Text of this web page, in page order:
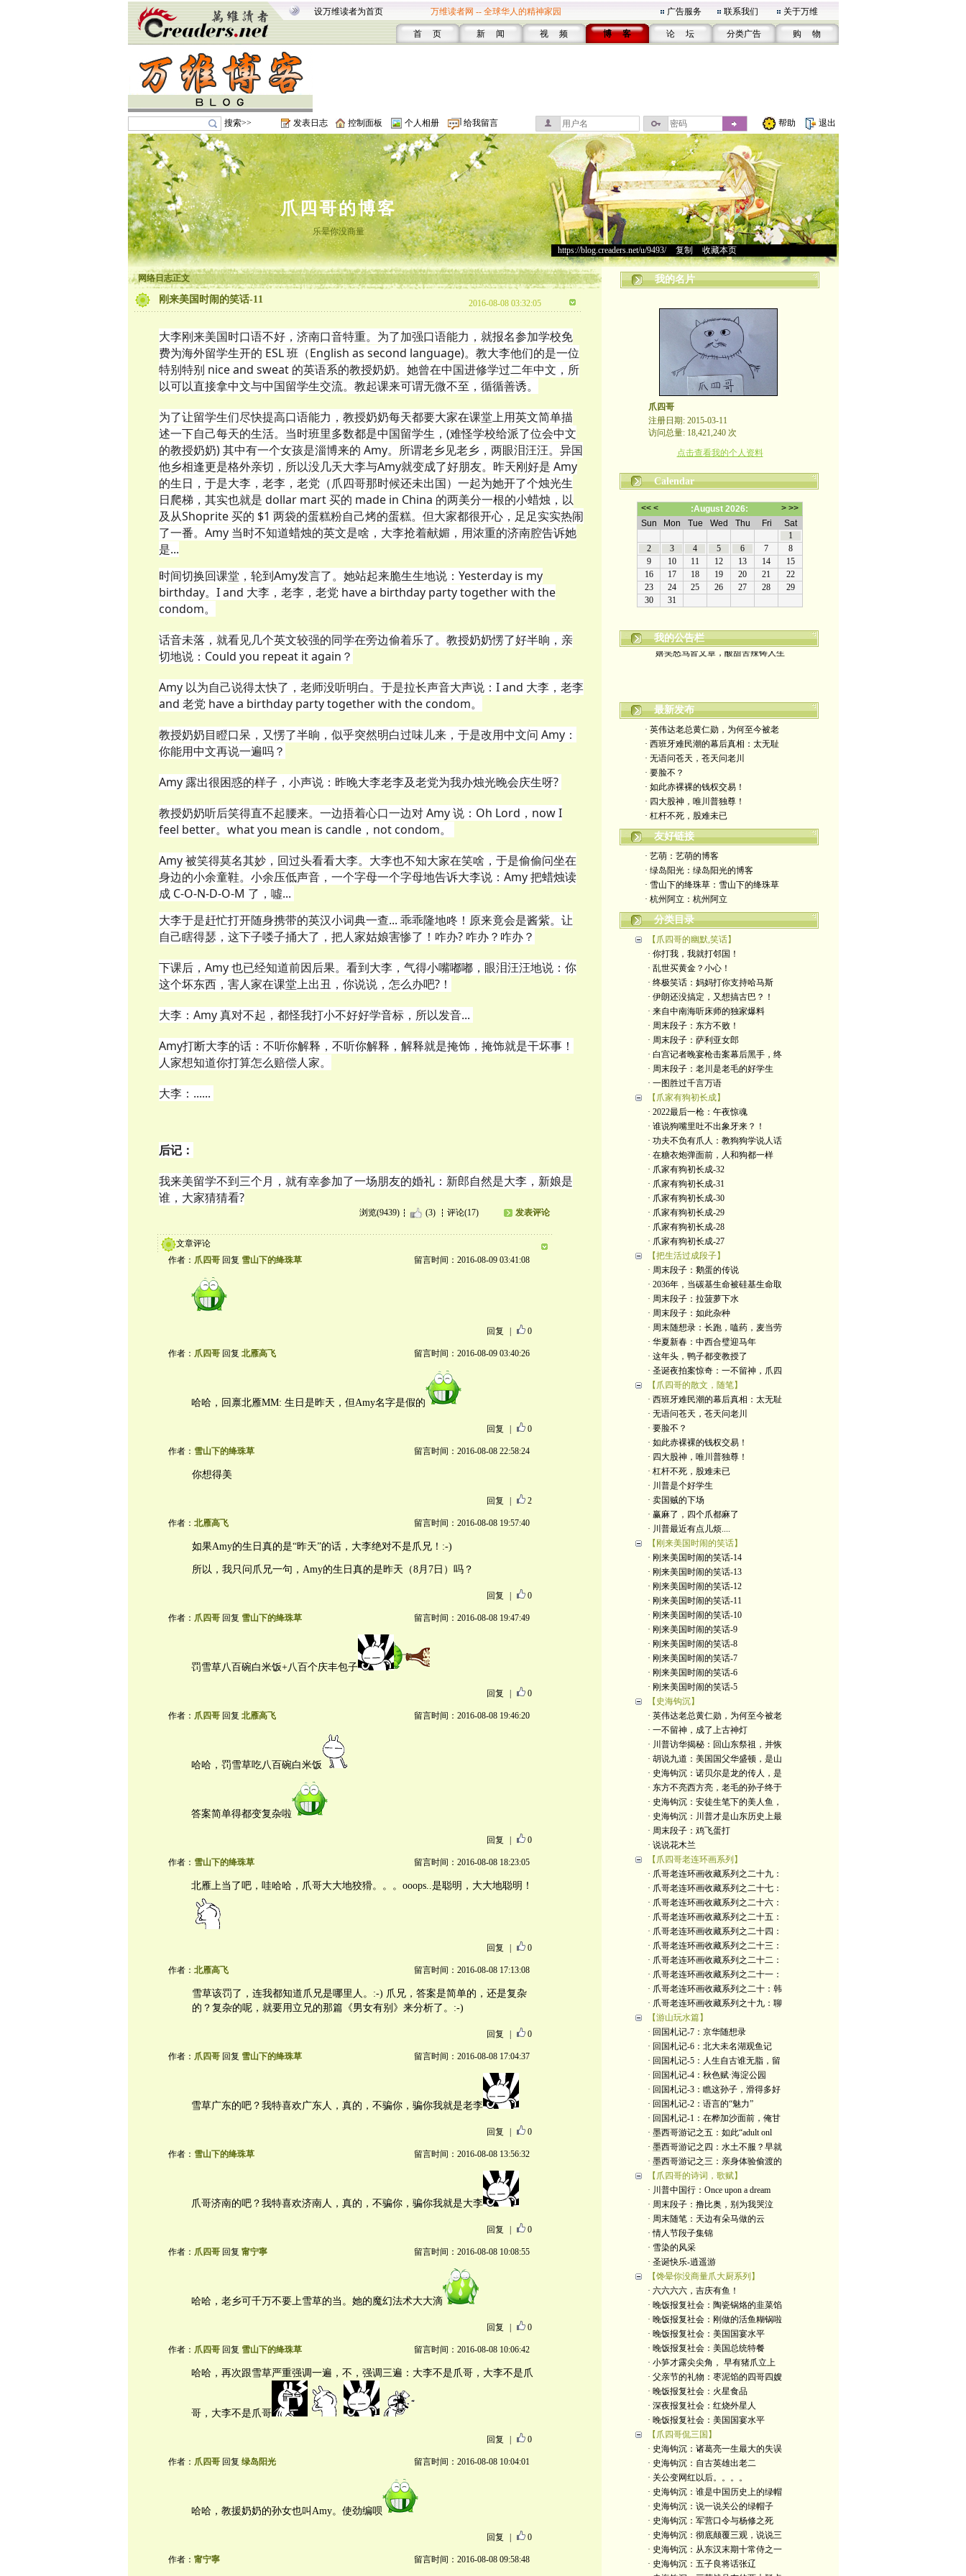
设万维读者为首页 万维读者网 -- 全球华人的精神家园 广告服务 联系我们 关于万维
首 页 新 闻 视 频 博 客 论 坛 分类广告 购 物
搜索>> 发表日志 控制面板 个人相册 给我留言 帮助 退出
爪四哥的博客
乐晕你没商量
https://blog.creaders.net/u/9493/> 复制 收藏本页
网络日志正文
刚来美国时闹的笑话-11 2016-08-08 03:32:05
大李刚来美国时口语不好，济南口音特重。为了加强口语能力，就报名参加学校免
费为海外留学生开的 ESL 班（English as second language)。教大李他们的是一位
特别特别 nice and sweat 的英语系的教授奶奶。她曾在中国进修学过二年中文，所
以可以直接拿中文与中国留学生交流。教起课来可谓无微不至，循循善诱。
为了让留学生们尽快提高口语能力，教授奶奶每天都要大家在课堂上用英文简单描
述一下自己每天的生活。当时班里多数都是中国留学生，(难怪学校给派了位会中文
的教授奶奶) 其中有一个女孩是淄博来的 Amy。所谓老乡见老乡，两眼泪汪汪。异国
他乡相逢更是格外亲切，所以没几天大李与Amy就变成了好朋友。 昨天刚好是 Amy
的生日，于是大李，老李，老党（爪四哥那时候还未出国）一起为她开了个烛光生
日爬梯，其实也就是 dollar mart 买的 made in China 的两美分一根的小蜡烛，以
及从Shoprite 买的 $1 两袋的蛋糕粉自己烤的蛋糕。但大家都很开心，足足实实热闹
了一番。Amy 当时不知道蜡烛的英文是啥，大李抢着献媚，用浓重的济南腔告诉她
是...
时间切换回课堂，轮到Amy发言了。她站起来脆生生地说：Yesterday is my
birthday。I and 大李，老李，老党 have a birthday party together with the
condom。
话音未落，就看见几个英文较强的同学在旁边偷着乐了。教授奶奶愣了好半晌，亲
切地说：Could you repeat it again？
Amy 以为自己说得太快了，老师没听明白。于是拉长声音大声说：I and 大李，老李
and 老党 have a birthday party together with the condom。
教授奶奶目瞪口呆，又愣了半晌，似乎突然明白过味儿来，于是改用中文问 Amy：
你能用中文再说一遍吗？
Amy 露出很困惑的样子，小声说：昨晚大李老李及老党为我办烛光晚会庆生呀?
教授奶奶听后笑得直不起腰来。一边捂着心口一边对 Amy 说：Oh Lord，now I
feel better。what you mean is candle，not condom。
Amy 被笑得莫名其妙，回过头看看大李。大李也不知大家在笑啥，于是偷偷问坐在
身边的小余童鞋。小余压低声音，一个字母一个字母地告诉大李说：Amy 把蜡烛读
成 C-O-N-D-O-M 了，噓...
大李于是赶忙打开随身携带的英汉小词典一查... 乖乖隆地咚！原来竟会是酱紫。让
自己瞎得瑟，这下子喽子捅大了，把人家姑娘害惨了！咋办? 咋办？咋办？
下课后，Amy 也已经知道前因后果。看到大李，气得小嘴嘟嘟，眼泪汪汪地说：你
这个坏东西，害人家在课堂上出丑，你说说，怎么办吧?！
大李：Amy 真对不起，都怪我打小不好好学音标，所以发音...
Amy打断大李的话：不听你解释，不听你解释，解释就是掩饰，掩饰就是干坏事！
人家想知道你打算怎么赔偿人家。
大李：......
后记：
我来美留学不到三个月，就有幸参加了一场朋友的婚礼：新郎自然是大李，新娘是
谁，大家猜猜看?
浏览(9439) (3) 评论(17) 发表评论
文章评论
作者： 爪四哥回复 雪山下的绛珠草 留言时间：2016-08-09 03:41:08
回复 0
作者： 爪四哥回复 北雁高飞 留言时间：2016-08-09 03:40:26
哈哈，回禀北雁MM: 生日是昨天，但Amy名字是假的
回复 0
作者： 雪山下的绛珠草 留言时间：2016-08-08 22:58:24
你想得美
回复 2
作者： 北雁高飞 留言时间：2016-08-08 19:57:40
如果Amy的生日真的是“昨天”的话，大李绝对不是爪兄！:-)
所以，我只问爪兄一句，Amy的生日真的是昨天（8月7日）吗？
回复 0
作者： 爪四哥回复 雪山下的绛珠草 留言时间：2016-08-08 19:47:49
罚雪草八百碗白米饭+八百个庆丰包子
回复 0
作者： 爪四哥回复 北雁高飞 留言时间：2016-08-08 19:46:20
哈哈，罚雪草吃八百碗白米饭
答案简单得都变复杂啦
回复 0
作者： 雪山下的绛珠草 留言时间：2016-08-08 18:23:05
北雁上当了吧，哇哈哈，爪哥大大地狡猾。。。ooops..是聪明，大大地聪明！
回复 0
作者： 北雁高飞 留言时间：2016-08-08 17:13:08
雪草该罚了，连我都知道爪兄是哪里人。:-) 爪兄，答案是简单的，还是复杂
的？复杂的呢，就要用立兄的那篇《男女有别》来分析了。:-)
回复 0
作者： 爪四哥回复 雪山下的绛珠草 留言时间：2016-08-08 17:04:37
雪草广东的吧？我特喜欢广东人，真的，不骗你，骗你我就是老李
回复 0
作者： 雪山下的绛珠草 留言时间：2016-08-08 13:56:32
爪哥济南的吧？我特喜欢济南人，真的，不骗你，骗你我就是大李
回复 0
作者： 爪四哥回复 甯宁寧 留言时间：2016-08-08 10:08:55
哈哈，老乡可千万不要上雪草的当。她的魔幻法术大大滴
回复 0
作者： 爪四哥回复 雪山下的绛珠草 留言时间：2016-08-08 10:06:42
哈哈，再次跟雪草严重强调一遍，不，强调三遍：大李不是爪哥，大李不是爪
哥，大李不是爪哥
回复 0
作者： 爪四哥回复 绿岛阳光 留言时间：2016-08-08 10:04:01
哈哈，教援奶奶的孙女也叫Amy。使劲编呗
回复 0
作者： 甯宁寧 留言时间：2016-08-08 09:58:48
我的名片
爪四哥
注册日期: 2015-03-11
访问总量: 18,421,240 次
点击查看我的个人资料
Calendar
我的公告栏
嬉笑怒骂皆文章，酸甜苦辣铸人生
最新发布
· 英伟达老总黄仁勋，为何至今被老
· 西班牙难民潮的幕后真相：太无耻
· 无语问苍天，苍天问老川
· 要脸不？
· 如此赤裸裸的钱权交易！
· 四大股神，唯川普独尊！
· 杠杆不死，股难未已
友好链接
· 艺萌：艺萌的博客
· 绿岛阳光：绿岛阳光的博客
· 雪山下的绛珠草：雪山下的绛珠草
· 杭州阿立：杭州阿立
分类目录
【爪四哥的幽默,笑话】
· 你打我，我就打邻国！
· 乱世买黄金？小心！
· 终极笑话：妈妈打你支持哈马斯
· 伊朗还没搞定，又想搞古巴？！
· 来自中南海听床师的独家爆料
· 周末段子：东方不败！
· 周末段子：萨利亚女郎
· 白宫记者晚宴枪击案幕后黑手，终
· 周末段子：老川是老毛的好学生
· 一图胜过千言万语
【爪家有狗初长成】
· 2022最后一枪：午夜惊魂
· 谁说狗嘴里吐不出象牙来？！
· 功夫不负有爪人：教狗狗学说人话
· 在糖衣炮弹面前，人和狗都一样
· 爪家有狗初长成-32
· 爪家有狗初长成-31
· 爪家有狗初长成-30
· 爪家有狗初长成-29
· 爪家有狗初长成-28
· 爪家有狗初长成-27
【把生活过成段子】
· 周末段子：鹅蛋的传说
· 2036年，当碳基生命被硅基生命取
· 周末段子：拉菠萝下水
· 周末段子：如此杂种
· 周末随想录：长跑，嗑药，麦当劳
· 华夏新春：中西合璧迎马年
· 这年头，鸭子都变教授了
· 圣诞夜拍案惊奇：一不留神，爪四
【爪四哥的散文，随笔】
· 西班牙难民潮的幕后真相：太无耻
· 无语问苍天，苍天问老川
· 要脸不？
· 如此赤裸裸的钱权交易！
· 四大股神，唯川普独尊！
· 杠杆不死，股难未已
· 川普是个好学生
· 卖国贼的下场
· 赢麻了，四个爪都麻了
· 川普最近有点儿烦....
【刚来美国时闹的笑话】
· 刚来美国时闹的笑话-14
· 刚来美国时闹的笑话-13
· 刚来美国时闹的笑话-12
· 刚来美国时闹的笑话-11
· 刚来美国时闹的笑话-10
· 刚来美国时闹的笑话-9
· 刚来美国时闹的笑话-8
· 刚来美国时闹的笑话-7
· 刚来美国时闹的笑话-6
· 刚来美国时闹的笑话-5
【史海钩沉】
· 英伟达老总黄仁勋，为何至今被老
· 一不留神，成了上古神灯
· 川普访华揭秘：回山东祭祖，并恢
· 胡说九道：美国国父华盛顿，是山
· 史海钩沉：诺贝尔是龙的传人，是
· 东方不亮西方亮，老毛的孙子终于
· 史海钩沉：安徒生笔下的美人鱼，
· 史海钩沉：川普才是山东历史上最
· 周末段子：鸡飞蛋打
· 说说花木兰
【爪四哥老连环画系列】
· 爪哥老连环画收藏系列之二十九：
· 爪哥老连环画收藏系列之二十七：
· 爪哥老连环画收藏系列之二十六：
· 爪哥老连环画收藏系列之二十五：
· 爪哥老连环画收藏系列之二十四：
· 爪哥老连环画收藏系列之二十三：
· 爪哥老连环画收藏系列之二十二：
· 爪哥老连环画收藏系列之二十一：
· 爪哥老连环画收藏系列之二十：韩
· 爪哥老连环画收藏系列之十九：聊
【游山玩水篇】
· 回国札记-7：京华随想录
· 回国札记-6：北大未名湖观鱼记
· 回国札记-5：人生自古谁无脂，留
· 回国札记-4：秋色赋·海淀公园
· 回国札记-3：瞧这孙子，滑得多好
· 回国札记-2：语言的“魅力”
· 回国札记-1：在桦加沙面前，俺甘
· 墨西哥游记之五：如此“adult onl
· 墨西哥游记之四：水土不服？早就
· 墨西哥游记之三：亲身体验偷渡的
【爪四哥的诗词，歌赋】
· 川普中国行：Once upon a dream
· 周末段子：撸比奥，别为我哭泣
· 周末随笔：天边有朵马做的云
· 情人节段子集锦
· 雪染的风采
· 圣诞快乐-逍遥游
【馋晕你没商量爪大厨系列】
· 六六六六，吉庆有鱼！
· 晚饭报复社会：陶瓷锅烙的韭菜馅
· 晚饭报复社会：刚做的活鱼糊锅啦
· 晚饭报复社会：美国国宴水平
· 晚饭报复社会：美国总统特餐
· 小笋才露尖尖角， 早有猪爪立上
· 父亲节的礼物：枣泥馅的四哥四嫂
· 晚饭报复社会：火星食品
· 深夜报复社会：红烧外星人
· 晚饭报复社会：美国国宴水平
【爪四哥侃三国】
· 史海钩沉：诸葛亮一生最大的失误
· 史海钩沉：自古英雄出老二
· 关公变网红以后。。。。
· 史海钩沉：谁是中国历史上的绿帽
· 史海钩沉：说一说关公的绿帽子
· 史海钩沉：军营口令与杨修之死
· 史海钩沉：彻底颠覆三观，说说三
· 史海钩沉：从东汉末期十常侍之一
· 史海钩沉：五子良将话张辽